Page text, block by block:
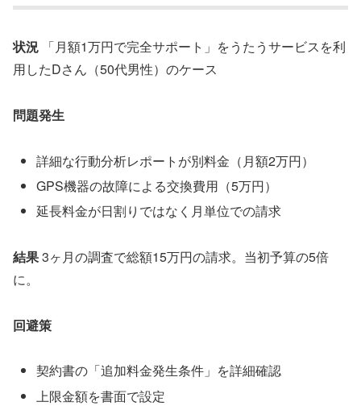
状況 「月額1万円で完全サポート」をうたうサービスを利
用したDさん（50代男性）のケース
問題発生
詳細な行動分析レポートが別料金（月額2万円）
GPS機器の故障による交換費用（5万円）
延長料金が日割りではなく月単位での請求
結果3ヶ月の調査で総額15万円の請求。当初予算の5倍
に。
回避策
契約書の「追加料金発生条件」を詳細確認
上限金額を書面で設定